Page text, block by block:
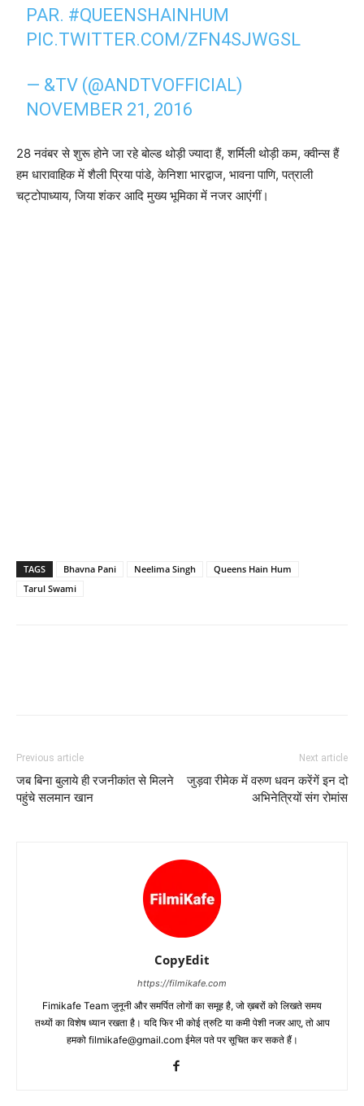
PAR. #QUEENSHAINHUM
PIC.TWITTER.COM/ZFN4SJWGSL
— &TV (@ANDTVOFFICIAL)
NOVEMBER 21, 2016
28 नवंबर से शुरू होने जा रहे बोल्‍ड थोड़ी ज्‍यादा हैं, शर्मिली थोड़ी कम, क्‍वीन्‍स हैं
हम धारावाहिक में शैली प्रिया पांडे, केनिशा भारद्वाज, भावना पाणि, पत्राली
चट्टोपाध्‍याय, जिया शंकर आदि मुख्‍य भूमिका में नजर आएंगीं।
TAGS Bhavna Pani Neelima Singh
Queens Hain Hum
Tarul Swami
Previous article
जब बिना बुलाये ही रजनीकांत से मिलने
पहुंचे सलमान खान
Next article
जुड़वा रीमेक में वरुण धवन करेंगें इन दो
अभिनेत्रियों संग रोमांस
CopyEdit
https://filmikafe.com
Fimikafe Team जुनूनी और समर्पित लोगों का समूह है, जो ख़बरों को लिखते समय
तथ्‍यों का विशेष ध्‍यान रखता है। यदि फिर भी कोई त्रुटि या कमी पेशी नजर आए, तो आप
हमको filmikafe@gmail.com ईमेल पते पर सूचित कर सकते हैं।